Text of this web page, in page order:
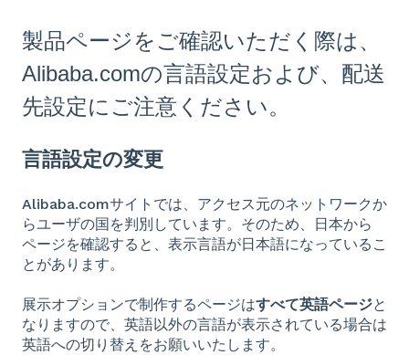
製品ページをご確認いただく際は、
Alibaba.comの言語設定および、配送
先設定にご注意ください。
言語設定の変更
Alibaba.comサイトでは、アクセス元のネットワークか
らユーザの国を判別しています。そのため、日本から
ページを確認すると、表示言語が日本語になっているこ
とがあります。
展示オプションで制作するページはすべて英語ページと
なりますので、英語以外の言語が表示されている場合は
英語への切り替えをお願いいたします。